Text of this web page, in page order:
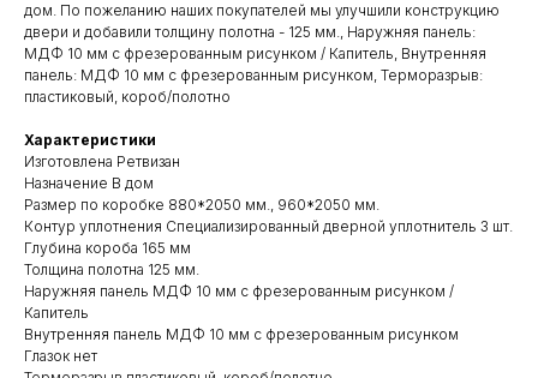
дом. По пожеланию наших покупателей мы улучшили конструкцию
двери и добавили толщину полотна - 125 мм., Наружняя панель:
МДФ 10 мм с фрезерованным рисунком / Капитель, Внутренняя
панель: МДФ 10 мм с фрезерованным рисунком, Терморазрыв:
пластиковый, короб/полотно
Характеристики
Изготовлена Ретвизан
Назначение В дом
Размер по коробке 880*2050 мм., 960*2050 мм.
Контур уплотнения Специализированный дверной уплотнитель 3 шт.
Глубина короба 165 мм
Толщина полотна 125 мм.
Наружняя панель МДФ 10 мм с фрезерованным рисунком /
Капитель
Внутренняя панель МДФ 10 мм с фрезерованным рисунком
Глазок нет